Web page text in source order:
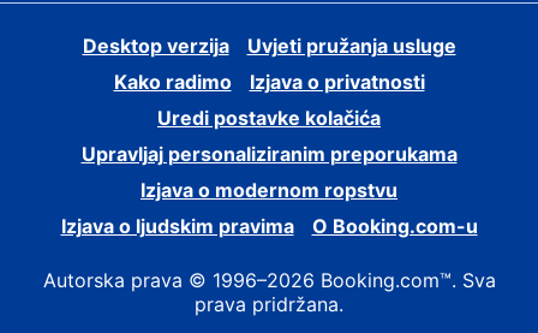
Desktop verzija
Uvjeti pružanja usluge
Kako radimo
Izjava o privatnosti
Uredi postavke kolačića
Upravljaj personaliziranim preporukama
Izjava o modernom ropstvu
Izjava o ljudskim pravima
O Booking.com-u
Autorska prava © 1996–2026 Booking.com™. Sva
prava pridržana.